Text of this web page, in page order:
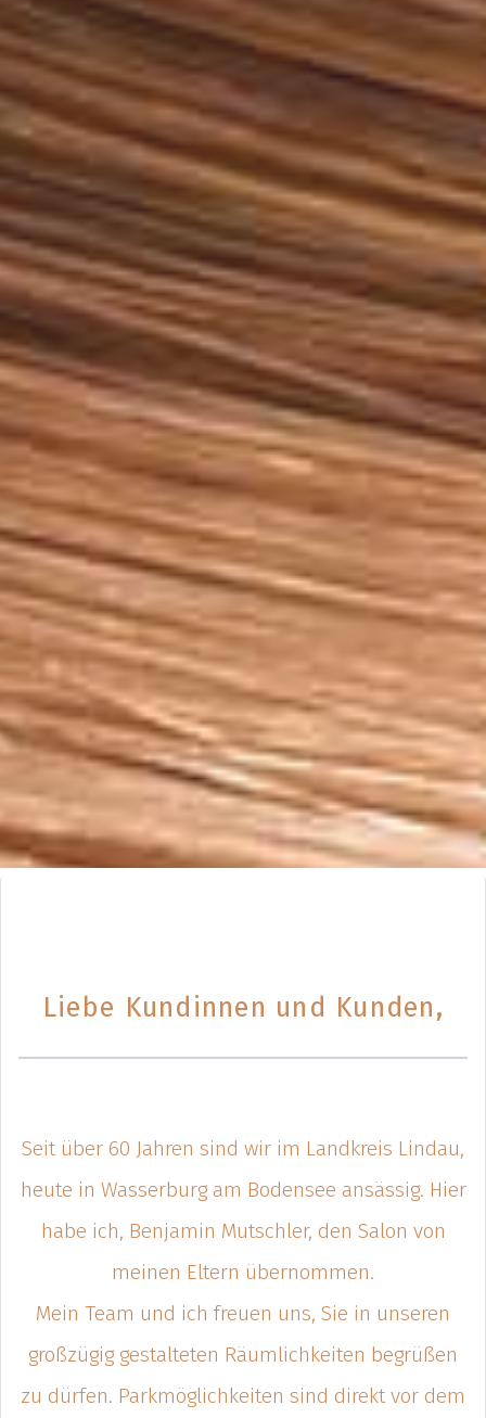
Liebe Kundinnen und Kunden,
Seit über 60 Jahren sind wir im Landkreis Lindau,
heute in Wasserburg am Bodensee ansässig. Hier
habe ich, Benjamin Mutschler, den Salon von
meinen Eltern übernommen.
Mein Team und ich freuen uns, Sie in unseren
großzügig gestalteten Räumlichkeiten begrüßen
zu dürfen. Parkmöglichkeiten sind direkt vor dem